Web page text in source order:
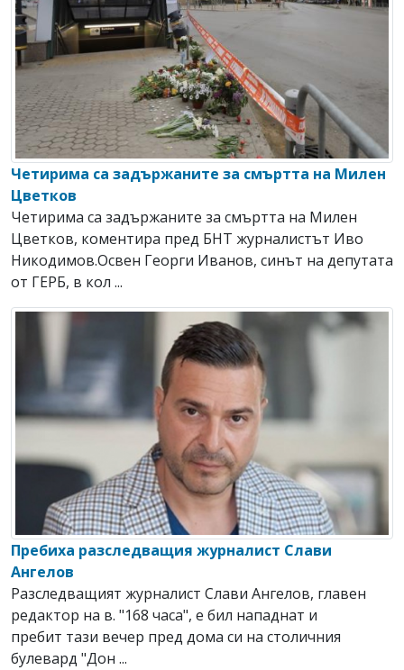
Четирима са задържаните за смъртта на Милен
Цветков
Четирима са задържаните за смъртта на Милен
Цветков, коментира пред БНТ журналистът Иво
Никодимов.Освен Георги Иванов, синът на депутата
от ГЕРБ, в кол ...
Пребиха разследващия журналист Слави
Ангелов
Разследващият журналист Слави Ангелов, главен
редактор на в. "168 часа", е бил нападнат и
пребит тази вечер пред дома си на столичния
булевард "Дон ...